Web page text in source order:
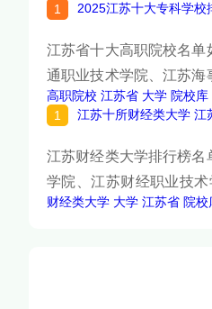
2025江苏十大专科学校
江苏省十大高职院校名
通职业技术学院、江苏海
术学院，下面请看榜单详
高职院校 江苏省 大学 院校库
江苏十所财经类大学 江
江苏财经类大学排行榜
学院、江苏财经职业技
院，下面请看榜单详细内
财经类大学 大学 江苏省 院校